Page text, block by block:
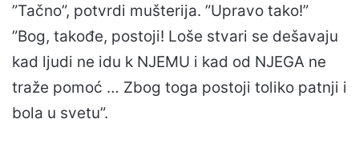
”Tačno”, potvrdi mušterija. ”Upravo tako!”
”Bog, takođe, postoji! Loše stvari se dešavaju
kad ljudi ne idu k NJEMU i kad od NJEGA ne
traže pomoć … Zbog toga postoji toliko patnji i
bola u svetu”.